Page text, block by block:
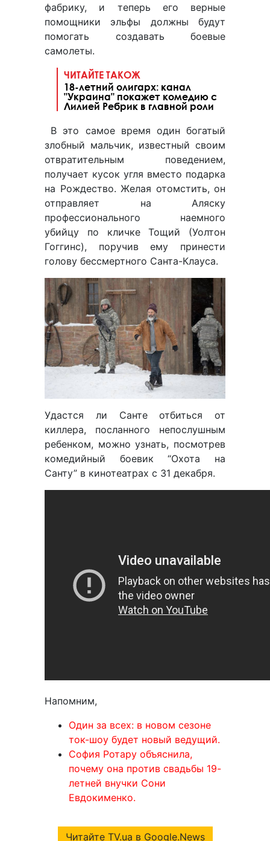
фабрику, и теперь его верные
помощники эльфы должны будут
помогать создавать боевые
самолеты.
ЧИТАЙТЕ ТАКОЖ
18-летний олигарх: канал
"Украина" покажет комедию с
Лилией Ребрик в главной роли
В это самое время один богатый
злобный мальчик, известный своим
отвратительным поведением,
получает кусок угля вместо подарка
на Рождество. Желая отомстить, он
отправляет на Аляску
профессионального наемного
убийцу по кличке Тощий (Уолтон
Гоггинс), поручив ему принести
голову бессмертного Санта-Клауса.
Удастся ли Санте отбиться от
киллера, посланного непослушным
ребенком, можно узнать, посмотрев
комедийный боевик “Охота на
Санту” в кинотеатрах с 31 декабря.
Напомним,
Один за всех: в новом сезоне
ток-шоу будет новый ведущий.
София Ротару объяснила,
почему она против свадьбы 19-
летней внучки Сони
Евдокименко.
Читайте TV.ua в Google.News